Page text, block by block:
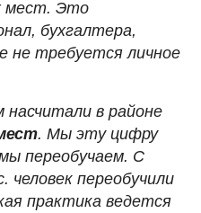
мест. Это
бухгалтера,
не требуется личное
в районе
. Мы эту цифру
переобучаем. С
переобучили
практика ведется